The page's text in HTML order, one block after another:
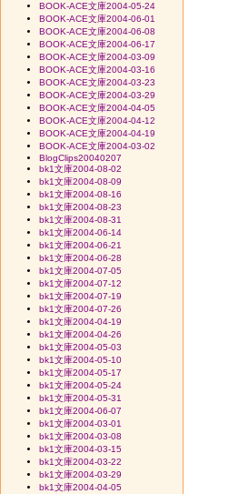
BOOK-ACE文庫2004-05-24
BOOK-ACE文庫2004-06-01
BOOK-ACE文庫2004-06-08
BOOK-ACE文庫2004-06-17
BOOK-ACE文庫2004-03-09
BOOK-ACE文庫2004-03-16
BOOK-ACE文庫2004-03-23
BOOK-ACE文庫2004-03-29
BOOK-ACE文庫2004-04-05
BOOK-ACE文庫2004-04-12
BOOK-ACE文庫2004-04-19
BOOK-ACE文庫2004-03-02
BlogClips20040207
bk1文庫2004-08-02
bk1文庫2004-08-09
bk1文庫2004-08-16
bk1文庫2004-08-23
bk1文庫2004-08-31
bk1文庫2004-06-14
bk1文庫2004-06-21
bk1文庫2004-06-28
bk1文庫2004-07-05
bk1文庫2004-07-12
bk1文庫2004-07-19
bk1文庫2004-07-26
bk1文庫2004-04-19
bk1文庫2004-04-26
bk1文庫2004-05-03
bk1文庫2004-05-10
bk1文庫2004-05-17
bk1文庫2004-05-24
bk1文庫2004-05-31
bk1文庫2004-06-07
bk1文庫2004-03-01
bk1文庫2004-03-08
bk1文庫2004-03-15
bk1文庫2004-03-22
bk1文庫2004-03-29
bk1文庫2004-04-05